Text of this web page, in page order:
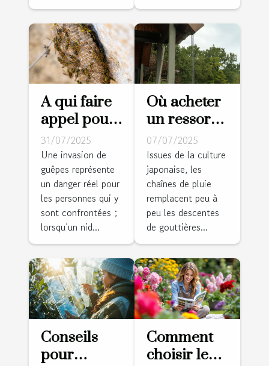
A qui faire
appel pour
la
destruction
d’un nid de
guêpes au
Mans ?
31/07/2025
Une invasion de
guêpes représente
un danger réel pour
les personnes qui y
sont confrontées ;
lorsqu’un nid...
Où acheter
un ressort
en inox
pour sa
chaîne de
pluie ?
07/07/2025
Issues de la culture
japonaise, les
chaînes de pluie
remplacent peu à
peu les descentes
de gouttières...
Conseils
pour
Comment
choisir le